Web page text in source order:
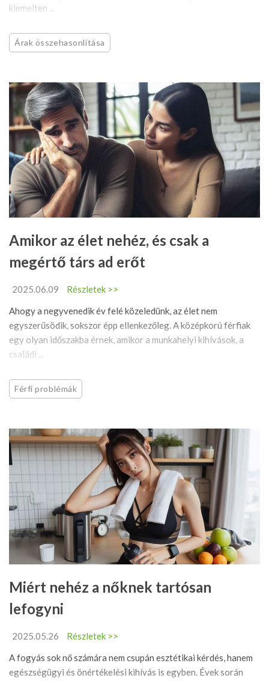
kiemelten ...
Árak összehasonlítása
Amikor az élet nehéz, és csak a
megértő társ ad erőt
2025.06.09
Részletek >>
Ahogy a negyvenedik év felé közeledünk, az élet nem
egyszerűsödik, sokszor épp ellenkezőleg. A középkorú férfiak
egy olyan időszakba érnek, amikor a munkahelyi kihívások, a
családi ...
Férfi problémák
Miért nehéz a nőknek tartósan
lefogyni
2025.05.26
Részletek >>
A fogyás sok nő számára nem csupán esztétikai kérdés, hanem
egészségügyi és önértékelési kihívás is egyben. Évek során